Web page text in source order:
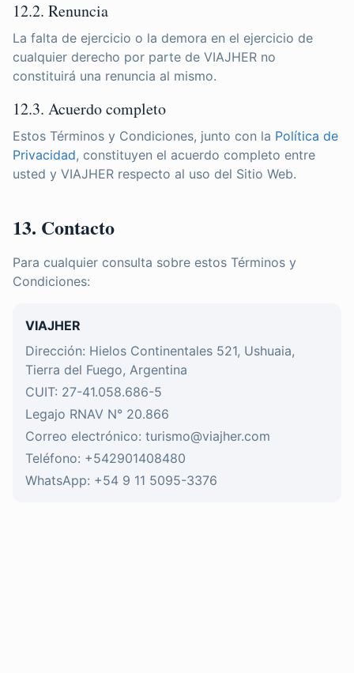
12.2. Renuncia
La falta de ejercicio o la demora en el ejercicio de
cualquier derecho por parte de VIAJHER no
constituirá una renuncia al mismo.
12.3. Acuerdo completo
Estos Términos y Condiciones, junto con la Política de
Privacidad, constituyen el acuerdo completo entre
usted y VIAJHER respecto al uso del Sitio Web.
13. Contacto
Para cualquier consulta sobre estos Términos y
Condiciones:
VIAJHER
Dirección: Hielos Continentales 521, Ushuaia,
Tierra del Fuego, Argentina
CUIT: 27-41.058.686-5
Legajo RNAV N° 20.866
Correo electrónico: turismo@viajher.com
Teléfono: +542901408480
WhatsApp: +54 9 11 5095-3376